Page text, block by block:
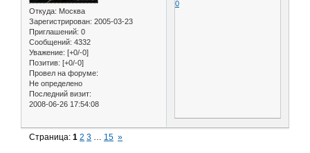
Откуда: Москва
Зарегистрирован: 2005-03-23
Приглашений: 0
Сообщений: 4332
Уважение: [+0/-0]
Позитив: [+0/-0]
Провел на форуме:
Не определено
Последний визит:
2008-06-26 17:54:08
0
Страница:1 2 3 … 15 »